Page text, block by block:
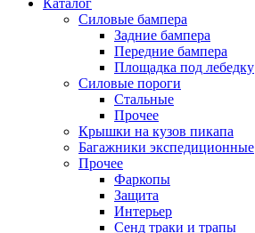
Каталог
Силовые бампера
Задние бампера
Передние бампера
Площадка под лебедку
Силовые пороги
Стальные
Прочее
Крышки на кузов пикапа
Багажники экспедиционные
Прочее
Фаркопы
Защита
Интерьер
Сенд траки и трапы